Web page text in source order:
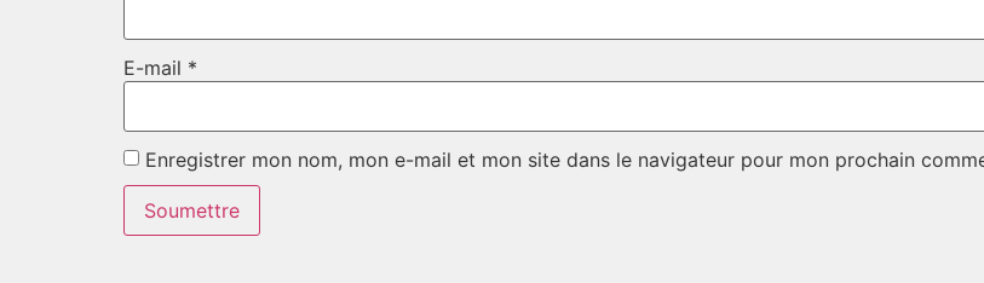
E-mail *
Enregistrer mon nom, mon e-mail et mon site dans le navigateur pour mon prochain